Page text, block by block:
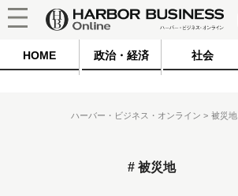
HOME 政治・経済 社会
ハーバー・ビジネス・オンライン 被災地
被災地